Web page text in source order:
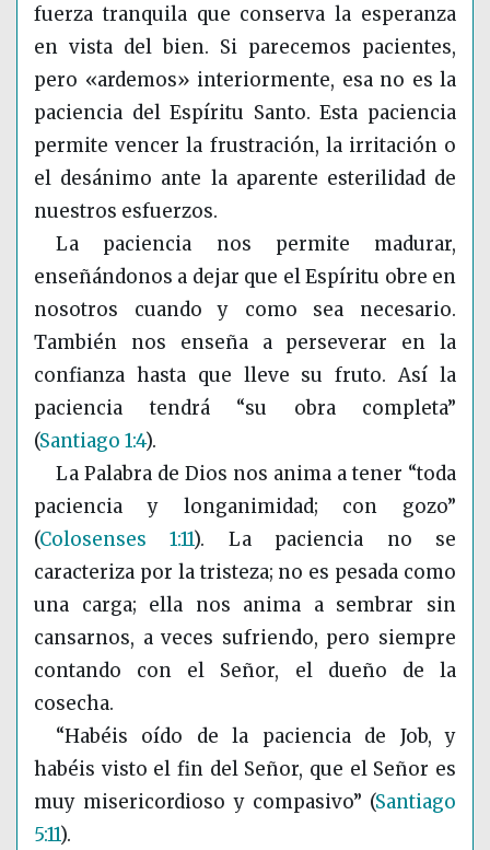
fuerza tranquila que conserva la esperanza
en vista del bien. Si parecemos pacientes,
pero «ardemos» interiormente, esa no es la
paciencia del Espíritu Santo. Esta paciencia
permite vencer la frustración, la irritación o
el desánimo ante la aparente esterilidad de
nuestros esfuerzos.
La paciencia nos permite madurar,
enseñándonos a dejar que el Espíritu obre en
nosotros cuando y como sea necesario.
También nos enseña a perseverar en la
confianza hasta que lleve su fruto. Así la
paciencia tendrá “su obra completa”
(Santiago 1:4).
La Palabra de Dios nos anima a tener “toda
paciencia y longanimidad; con gozo”
(Colosenses 1:11). La paciencia no se
caracteriza por la tristeza; no es pesada como
una carga; ella nos anima a sembrar sin
cansarnos, a veces sufriendo, pero siempre
contando con el Señor, el dueño de la
cosecha.
“Habéis oído de la paciencia de Job, y
habéis visto el fin del Señor, que el Señor es
muy misericordioso y compasivo” (Santiago
5:11).